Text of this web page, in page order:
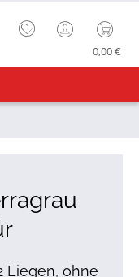
0,00 €
Liegen, ohne